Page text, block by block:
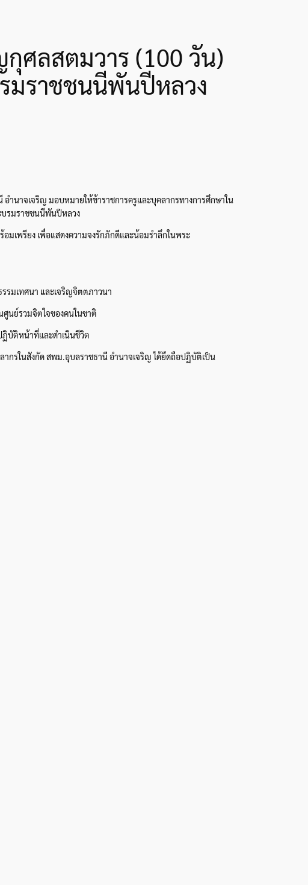
ศลสตมวาร (100 วัน)
มราชชนนีพันปีหลวง
ำนาจเจริญ มอบหมายให้ข้าราชการครูและบุคลากรทางการศึกษาใน
บรมราชชนนีพันปีหลวง
เพรียง เพื่อแสดงความจงรักภักดีและน้อมรำลึกในพระ
รมเทศนา และเจริญจิตตภาวนา
นย์รวมจิตใจของคนในชาติ
บัติหน้าที่และดำเนินชีวิต
กรในสังกัด สพม.อุบลราชธานี อำนาจเจริญ ได้ยึดถือปฏิบัติเป็น